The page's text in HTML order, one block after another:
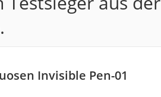
Invisible Pen-01